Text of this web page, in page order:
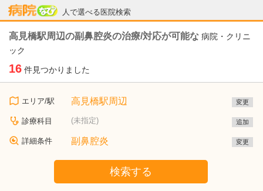
人で選べる医院検索
病院なび
高見橋駅周辺の副鼻腔炎の治療/対応が可能な 病院・クリニ
ック
16 件見つかりました
エリア/駅 高見橋駅周辺 変更
診療科目 (未指定) 追加
詳細条件 副鼻腔炎 変更
検索する